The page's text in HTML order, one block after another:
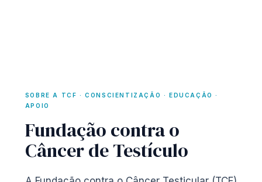
SOBRE A TCF · CONSCIENTIZAÇÃO · EDUCAÇÃO ·
APOIO
Fundação contra o
Câncer de Testículo